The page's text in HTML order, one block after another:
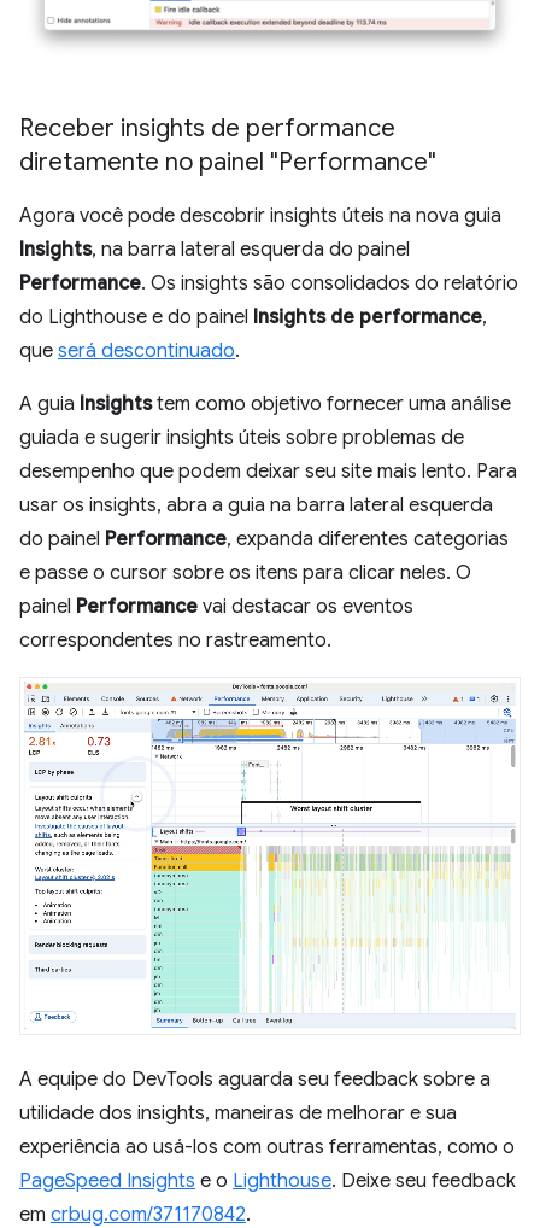
Receber insights de performance
diretamente no painel "Performance"
Agora você pode descobrir insights úteis na nova guia
Insights, na barra lateral esquerda do painel
Performance. Os insights são consolidados do relatório
do Lighthouse e do painel Insights de performance,
que será descontinuado.
A guia Insightstem como objetivo fornecer uma análise
guiada e sugerir insights úteis sobre problemas de
desempenho que podem deixar seu site mais lento. Para
usar os insights, abra a guia na barra lateral esquerda
do painel Performance, expanda diferentes categorias
e passe o cursor sobre os itens para clicar neles. O
painel Performance vai destacar os eventos
correspondentes no rastreamento.
A equipe do DevTools aguarda seu feedback sobre a
utilidade dos insights, maneiras de melhorar e sua
experiência ao usá-los com outras ferramentas, como o
PageSpeed Insights e o Lighthouse. Deixe seu feedback
em crbug.com/371170842.